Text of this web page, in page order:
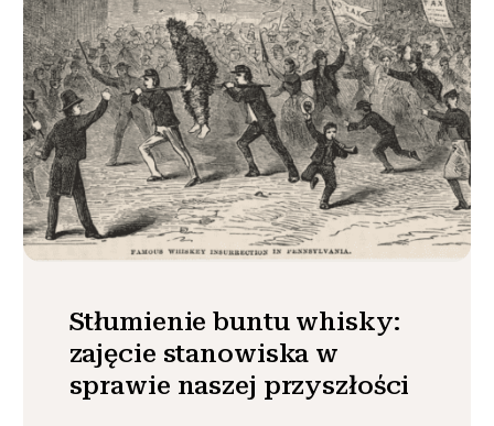
Stłumienie buntu whisky:
zajęcie stanowiska w
sprawie naszej przyszłości